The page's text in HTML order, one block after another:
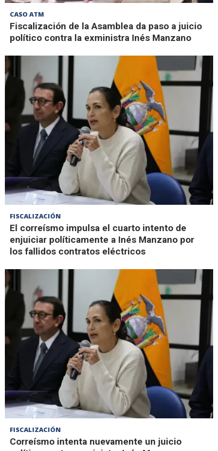
CASO ATM
Fiscalización de la Asamblea da paso a juicio
político contra la exministra Inés Manzano
FISCALIZACIÓN
El correísmo impulsa el cuarto intento de
enjuiciar políticamente a Inés Manzano por
los fallidos contratos eléctricos
FISCALIZACIÓN
Correísmo intenta nuevamente un juicio